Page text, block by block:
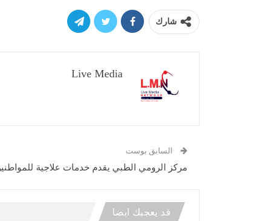
شارك
Live Media
السابق بوست
مركز الرومي الطبي يقدم خدمات علاجية
قد يعجبك ايضا